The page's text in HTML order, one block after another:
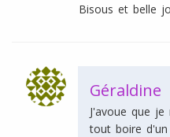
Bisous et belle
Géraldine
J'avoue que
tout boire